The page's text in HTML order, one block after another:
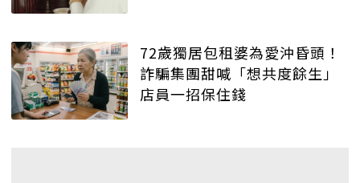
72歲獨居包租婆為愛沖昏頭！
詐騙集團甜喊「想共度餘生」
店員一招保住錢